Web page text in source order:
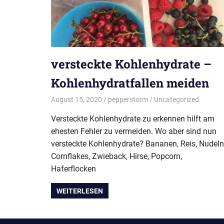
versteckte Kohlenhydrate –
Kohlenhydratfallen meiden
August 15, 2020 pepperstorm Uncategorized
Versteckte Kohlenhydrate zu erkennen hilft am
ehesten Fehler zu vermeiden. Wo aber sind nun
versteckte Kohlenhydrate? Bananen, Reis,
Cornflakes, Zwieback, Hirse, Popcorn,
Haferflocken
WEITERLESEN